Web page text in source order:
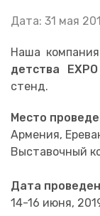
Дата: 31 мая
Наша
детства
стенд.
Место
Армения,
Выставочный
Дата
14-16 июня,